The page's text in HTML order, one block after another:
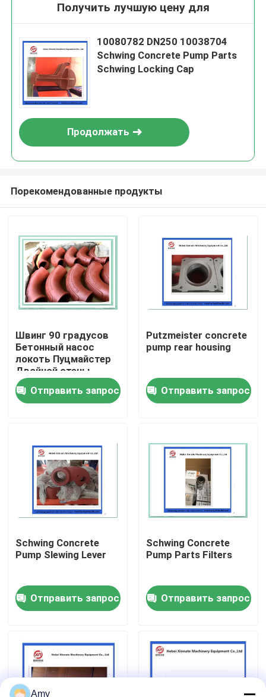
Главная страница
Продукция
О Компании
Наша фабрика
контроль качества
Части конкретного насоса Putzmeister
Части конкретного насоса Schwing
Получить лучшую цену для
10080782 DN250 10038704
Schwing Concrete Pump Parts
Schwing Locking Cap
Продолжать
Порекомендованные продукты
Швинг 90 градусов
Бетонный насос
локоть Пуцмайстер
Двойной стены
локоть 10010479
Отправить запрос
Putzmeister concrete
pump rear housing
Отправить запрос
Schwing Concrete
Pump Slewing Lever
Отправить запрос
Schwing Concrete
Pump Parts Filters
Отправить запрос
Amy